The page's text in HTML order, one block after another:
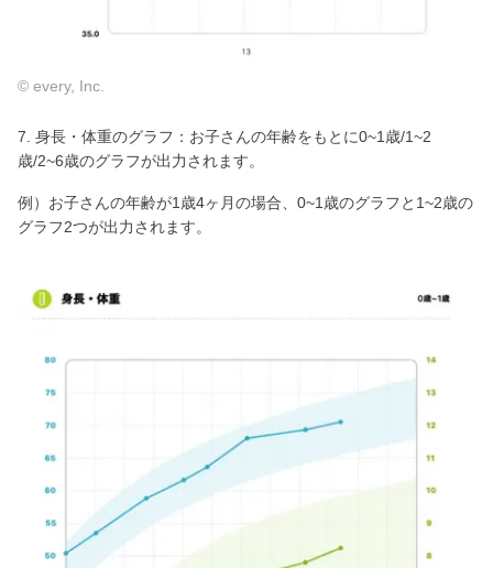
© every, Inc.
7. 身長・体重のグラフ：お子さんの年齢をもとに0~1歳/1~2
歳/2~6歳のグラフが出力されます。
例）お子さんの年齢が1歳4ヶ月の場合、0~1歳のグラフと1~2歳の
グラフ2つが出力されます。